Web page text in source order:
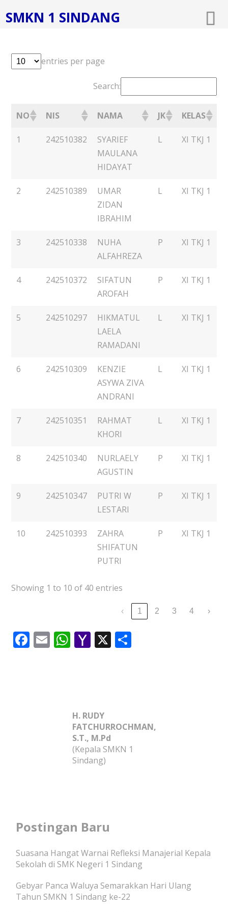
SMKN 1 SINDANG
entries per page
Search:
NO NIS NAMA JK KELAS
1 242510382
SYARIEF
MAULANA
HIDAYAT
L XI TKJ 1
2 242510389
UMAR
ZIDAN
IBRAHIM
L XI TKJ 1
3 242510338
NUHA
ALFAHREZA
P XI TKJ 1
4 242510372
SIFATUN
AROFAH
P XI TKJ 1
5 242510297
HIKMATUL
LAELA
RAMADANI
L XI TKJ 1
6 242510309
KENZIE
ASYWA ZIVA
ANDRANI
L XI TKJ 1
7 242510351
RAHMAT
KHORI
L XI TKJ 1
8 242510340
NURLAELY
AGUSTIN
P XI TKJ 1
9 242510347
PUTRI W
LESTARI
P XI TKJ 1
10 242510393
ZAHRA
SHIFATUN
PUTRI
P XI TKJ 1
Showing 1 to 10 of 40 entries
‹ 1 2 3 4 ›
Facebook
EmailWhatsApp
Yahoo
X Share
H. RUDY
FATCHURROCHMAN,
S.T., M.Pd
(Kepala SMKN 1
Sindang)
Postingan Baru
Suasana Hangat Warnai Refleksi Manajerial Kepala
Sekolah di SMK Negeri 1 Sindang
Gebyar Panca Waluya Semarakkan Hari Ulang
Tahun SMKN 1 Sindang ke-22